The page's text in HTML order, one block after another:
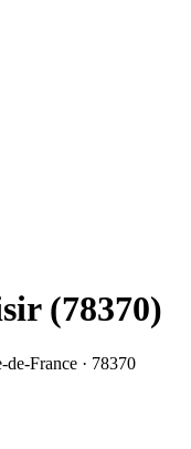
(78370)
de-France · 78370